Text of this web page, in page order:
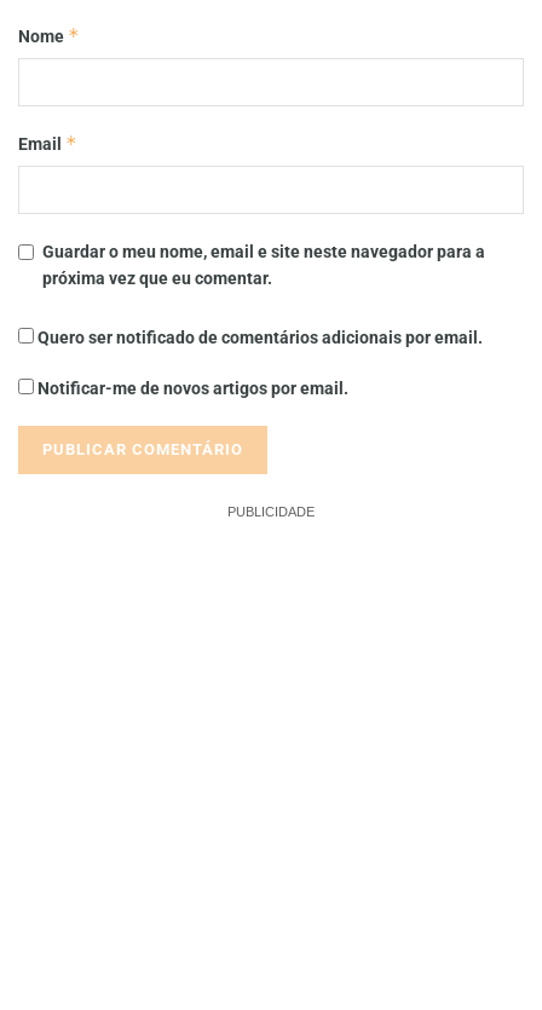
Nome *
Email *
Guardar o meu nome, email e site neste navegador para a
próxima vez que eu comentar.
Quero ser notificado de comentários adicionais por email.
Notificar-me de novos artigos por email.
PUBLICIDADE